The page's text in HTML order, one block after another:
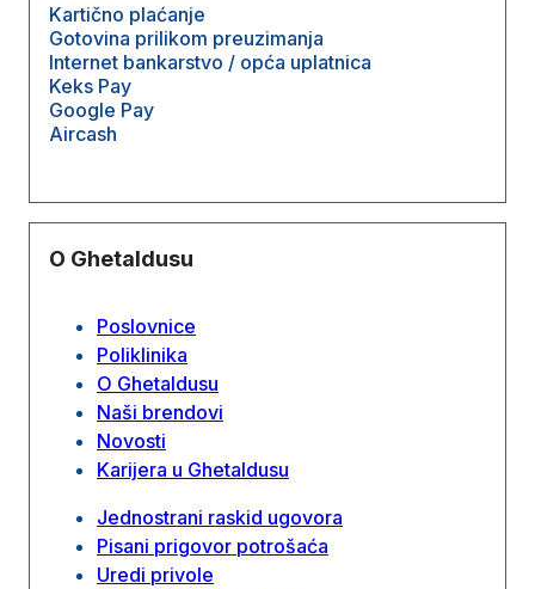
Kartično plaćanje
Gotovina prilikom preuzimanja
Internet bankarstvo / opća uplatnica
Keks Pay
Google Pay
Aircash
O Ghetaldusu
Poslovnice
Poliklinika
O Ghetaldusu
Naši brendovi
Novosti
Karijera u Ghetaldusu
Jednostrani raskid ugovora
Pisani prigovor potrošaća
Uredi privole